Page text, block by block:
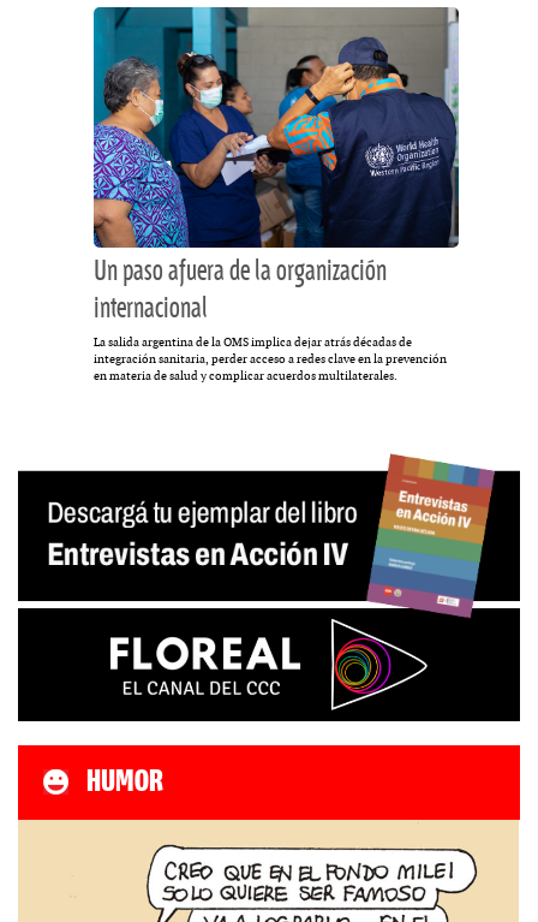
Un paso afuera de la organización
internacional
La salida argentina de la OMS implica dejar atrás décadas de
integración sanitaria, perder acceso a redes clave en la prevención
en materia de salud y complicar acuerdos multilaterales.
HUMOR